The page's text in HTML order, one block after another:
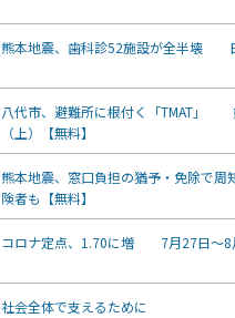
熊本地震、歯科診52施設が全半壊 日
八代市、避難所に根付く「TMAT」
（上）【無料】
熊本地震、窓口負担の猶予・免除で
険者も【無料】
コロナ定点、1.70に増 7月27日～8
社会全体で支えるために